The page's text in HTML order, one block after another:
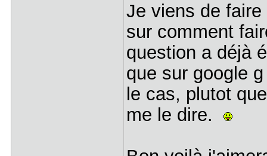
Je viens de
sur comment
question a déjà
que sur google
le cas, plutot
me le dire.